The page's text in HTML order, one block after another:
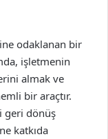
odaklanan bir
işletmenin
almak ve
bir araçtır.
geri dönüş
katkıda